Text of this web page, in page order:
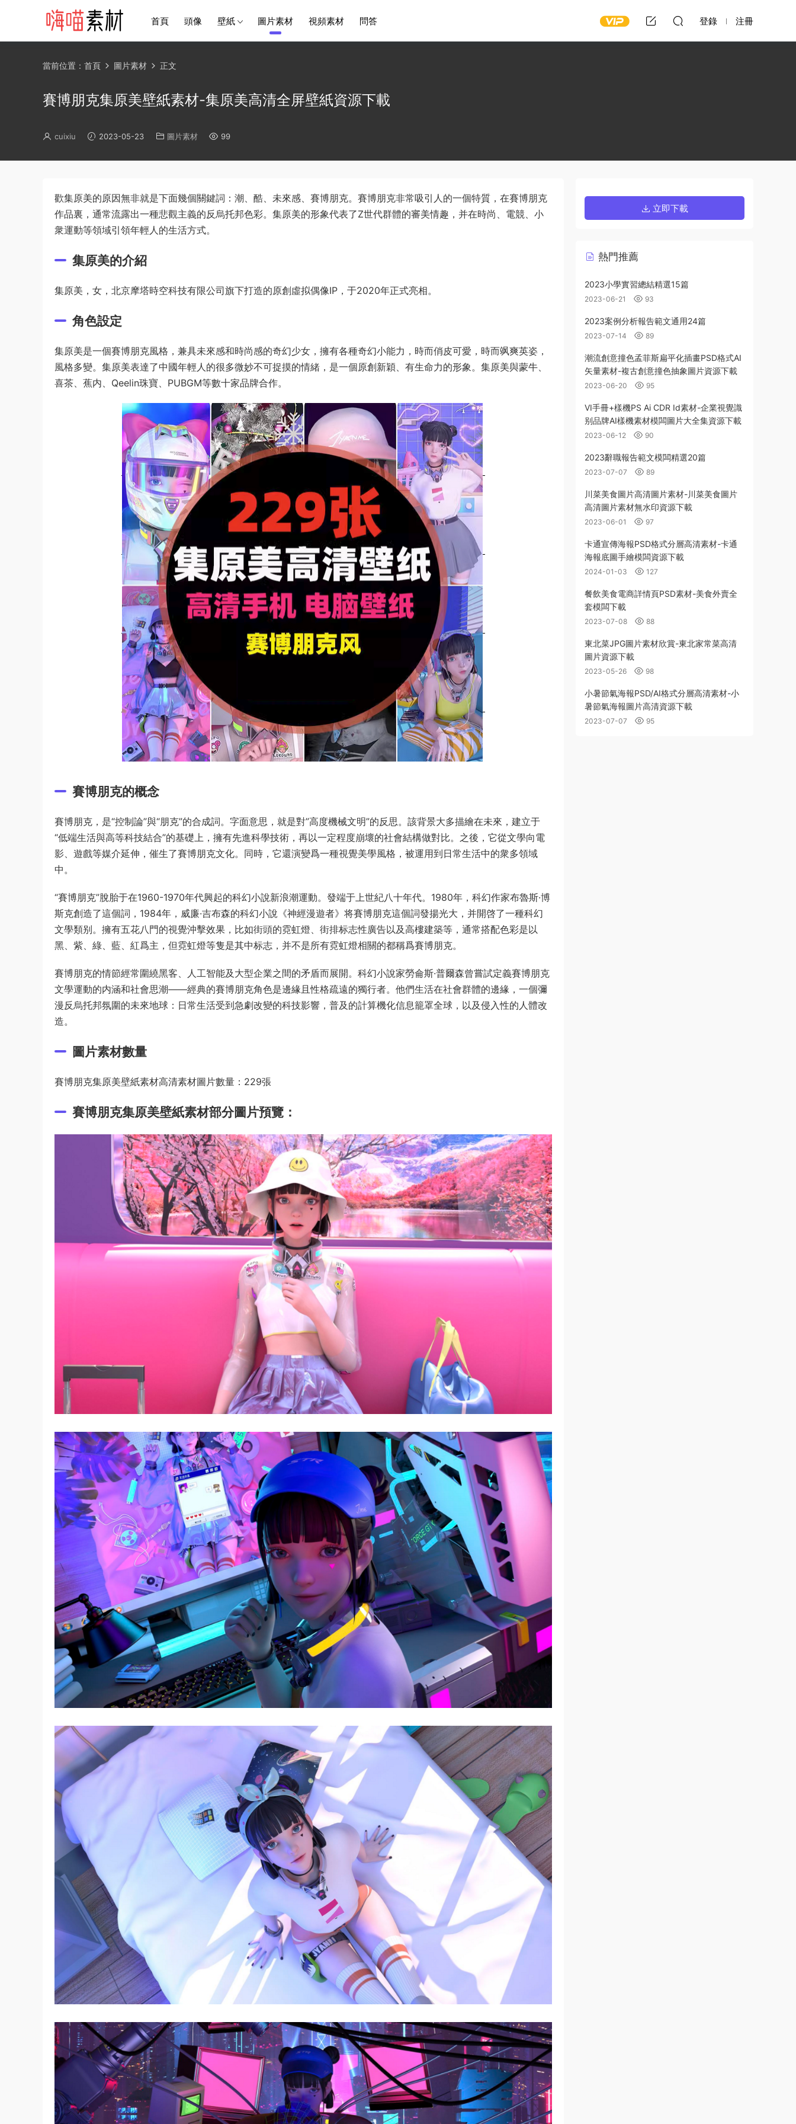
首頁 頭像 壁紙 圖片素材 視頻素材 問答 登錄 注冊
當前位置： 首頁 圖片素材 正文
賽博朋克集原美壁紙素材-集原美高清全屏壁紙資源下載
cuixiu 2023-05-23 圖片素材 99
歡集原美的原因無非就是下面幾個關鍵詞：潮、酷、未來感、賽博朋克。賽博朋克非常吸引人的一個特質，在賽博朋克
作品裏，通常流露出一種悲觀主義的反烏托邦色彩。集原美的形象代表了Z世代群體的審美情趣，并在時尚、電競、小
衆運動等領域引領年輕人的生活方式。
集原美的介紹
集原美，女，北京摩塔時空科技有限公司旗下打造的原創虛拟偶像IP，于2020年正式亮相。
角色設定
集原美是一個賽博朋克風格，兼具未來感和時尚感的奇幻少女，擁有各種奇幻小能力，時而俏皮可愛，時而飒爽英姿，
風格多變。集原美表達了中國年輕人的很多微妙不可捉摸的情緒，是一個原創新穎、有生命力的形象。集原美與蒙牛、
喜茶、蕉内、Qeelin珠寶、PUBGM等數十家品牌合作。
賽博朋克的概念
賽博朋克，是“控制論”與“朋克”的合成詞。字面意思，就是對”高度機械文明”的反思。該背景大多描繪在未來，建立于
“低端生活與高等科技結合”的基礎上，擁有先進科學技術，再以一定程度崩壞的社會結構做對比。之後，它從文學向電
影、遊戲等媒介延伸，催生了賽博朋克文化。同時，它還演變爲一種視覺美學風格，被運用到日常生活中的衆多領域
中。
“賽博朋克”脫胎于在1960-1970年代興起的科幻小說新浪潮運動。發端于上世紀八十年代。1980年，科幻作家布魯斯·博
斯克創造了這個詞，1984年，威廉·吉布森的科幻小說《神經漫遊者》将賽博朋克這個詞發揚光大，并開啓了一種科幻
文學類别。擁有五花八門的視覺沖擊效果，比如街頭的霓虹燈、街排标志性廣告以及高樓建築等，通常搭配色彩是以
黑、紫、綠、藍、紅爲主，但霓虹燈等隻是其中标志，并不是所有霓虹燈相關的都稱爲賽博朋克。
賽博朋克的情節經常圍繞黑客、人工智能及大型企業之間的矛盾而展開。科幻小說家勞侖斯·普爾森曾嘗試定義賽博朋克
文學運動的内涵和社會思潮——經典的賽博朋克角色是邊緣且性格疏遠的獨行者。他們生活在社會群體的邊緣，一個彌
漫反烏托邦氛圍的未來地球：日常生活受到急劇改變的科技影響，普及的計算機化信息籠罩全球，以及侵入性的人體改
造。
圖片素材數量
賽博朋克集原美壁紙素材高清素材圖片數量：229張
賽博朋克集原美壁紙素材部分圖片預覽：
立即下載
熱門推薦
2023小學實習總結精選15篇
2023-06-21 93
2023案例分析報告範文通用24篇
2023-07-14 89
潮流創意撞色孟菲斯扁平化插畫PSD格式AI
矢量素材-複古創意撞色抽象圖片資源下載
2023-06-20 95
VI手冊+樣機PS Ai CDR Id素材-企業視覺識
别品牌AI樣機素材模闆圖片大全集資源下載
2023-06-12 90
2023辭職報告範文模闆精選20篇
2023-07-07 89
川菜美食圖片高清圖片素材-川菜美食圖片
高清圖片素材無水印資源下載
2023-06-01 97
卡通宣傳海報PSD格式分層高清素材-卡通
海報底圖手繪模闆資源下載
2024-01-03 127
餐飲美食電商詳情頁PSD素材-美食外賣全
套模闆下載
2023-07-08 88
東北菜JPG圖片素材欣賞-東北家常菜高清
圖片資源下載
2023-05-26 98
小暑節氣海報PSD/AI格式分層高清素材-小
暑節氣海報圖片高清資源下載
2023-07-07 95